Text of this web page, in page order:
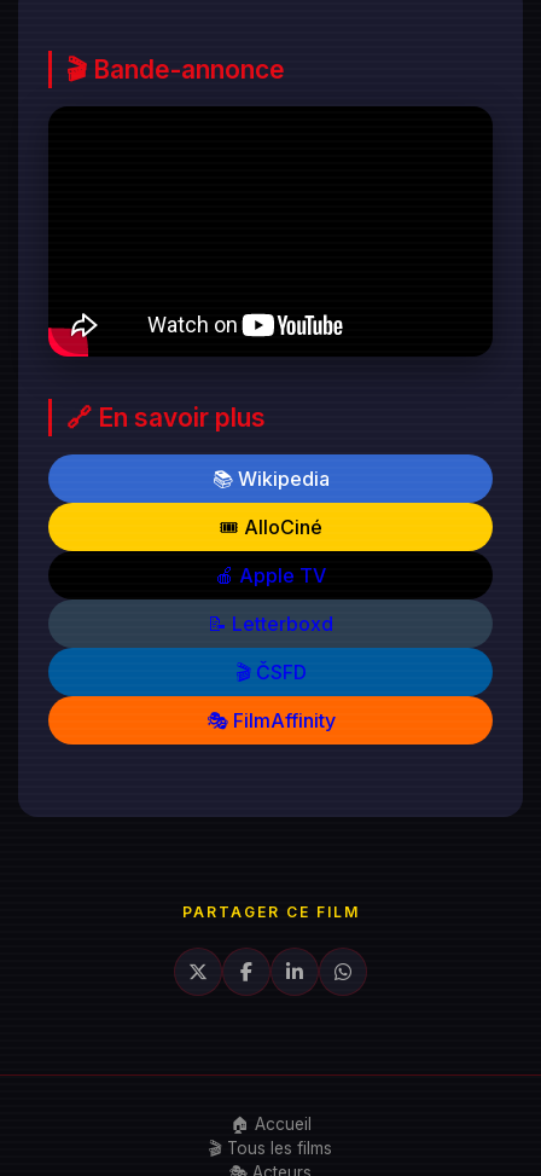
🎬 Bande-annonce
🔗 En savoir plus
📚 Wikipedia
🎟️ AlloCiné
🍎 Apple TV
📝 Letterboxd
🎬 ČSFD
🎭 FilmAffinity
PARTAGER CE FILM
🏠 Accueil
🎬 Tous les films